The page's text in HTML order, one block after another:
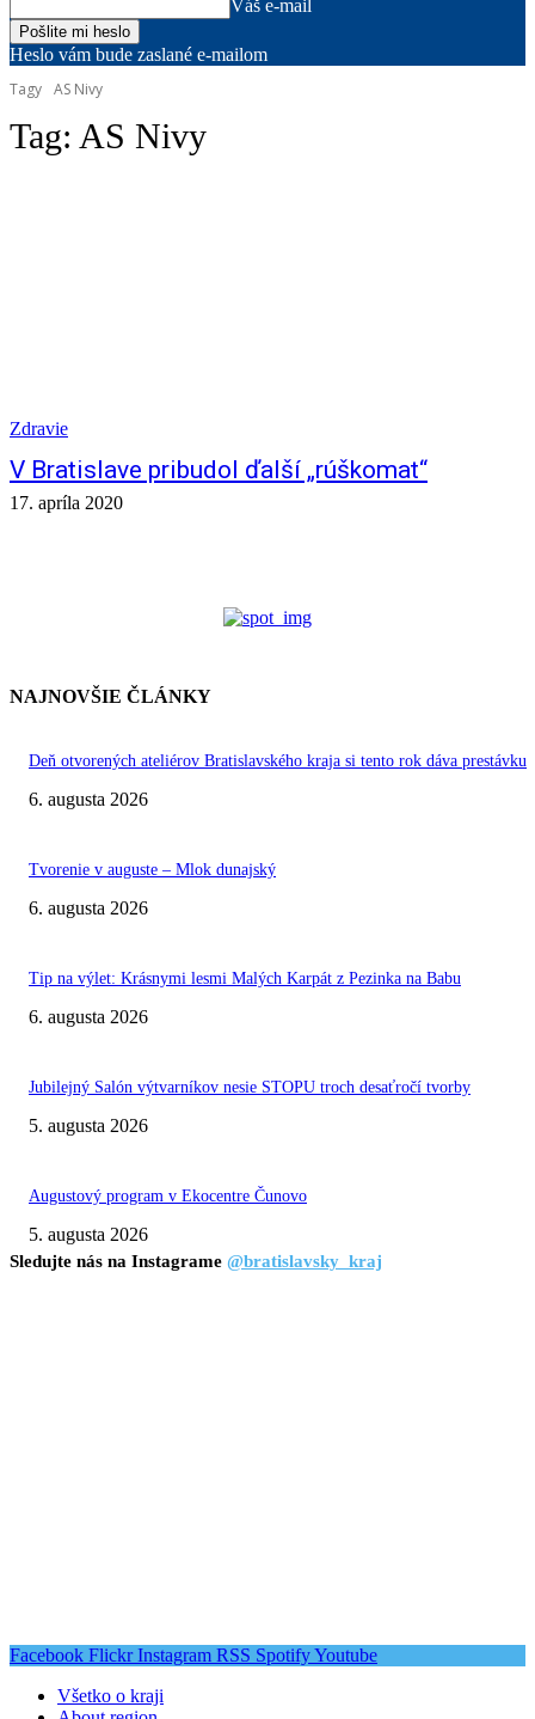
Váš e-mail
Heslo vám bude zaslané e-mailom
Tagy AS Nivy
Tag: AS Nivy
Zdravie
V Bratislave pribudol ďalší „rúškomat“
17. apríla 2020
NAJNOVŠIE ČLÁNKY
Deň otvorených ateliérov Bratislavského kraja si tento rok dáva prestávku
6. augusta 2026
Tvorenie v auguste – Mlok dunajský
6. augusta 2026
Tip na výlet: Krásnymi lesmi Malých Karpát z Pezinka na Babu
6. augusta 2026
Jubilejný Salón výtvarníkov nesie STOPU troch desaťročí tvorby
5. augusta 2026
Augustový program v Ekocentre Čunovo
5. augusta 2026
Sledujte nás na Instagrame @bratislavsky_kraj
Facebook Flickr Instagram RSS SpotifyYoutube
Všetko o kraji